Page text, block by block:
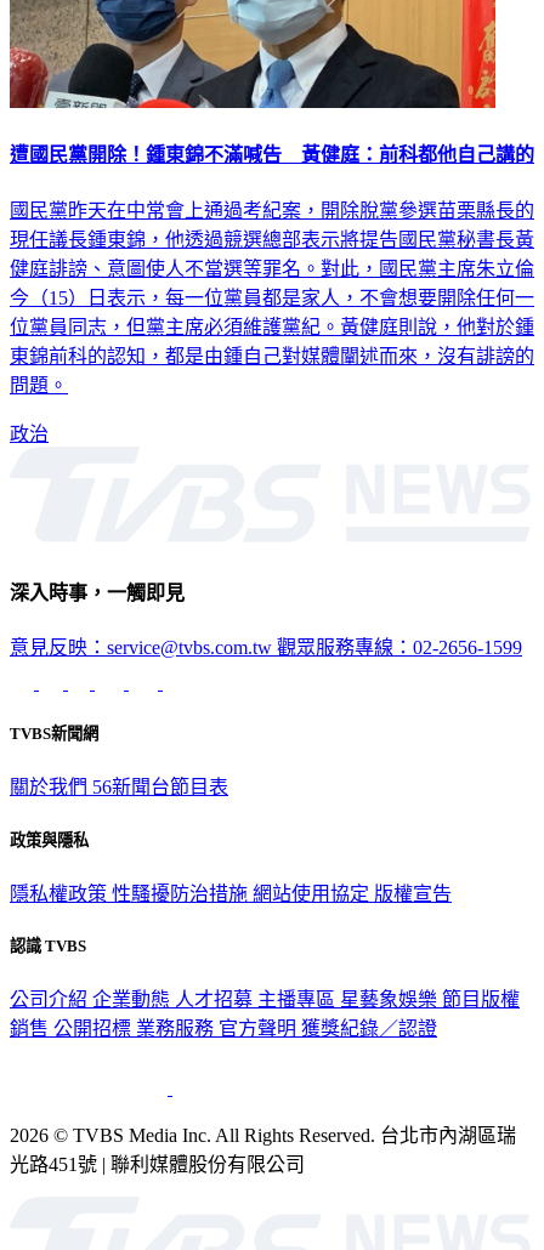
遭國民黨開除！鍾東錦不滿喊告 黃健庭：前科都他自己講的
國民黨昨天在中常會上通過考紀案，開除脫黨參選苗栗縣長的
現任議長鍾東錦，他透過競選總部表示將提告國民黨秘書長黃
健庭誹謗、意圖使人不當選等罪名。對此，國民黨主席朱立倫
今（15）日表示，每一位黨員都是家人，不會想要開除任何一
位黨員同志，但黨主席必須維護黨紀。黃健庭則說，他對於鍾
東錦前科的認知，都是由鍾自己對媒體闡述而來，沒有誹謗的
問題。
政治
深入時事，一觸即見
意見反映：service@tvbs.com.tw 觀眾服務專線：02-2656-1599
TVBS新聞網
關於我們 56新聞台節目表
政策與隱私
隱私權政策 性騷擾防治措施 網站使用協定 版權宣告
認識 TVBS
公司介紹 企業動態 人才招募 主播專區 星藝象娛樂 節目版權
銷售 公開招標 業務服務 官方聲明 獲獎紀錄／認證
2026 © TVBS Media Inc. All Rights Reserved. 台北市內湖區瑞
光路451號 | 聯利媒體股份有限公司